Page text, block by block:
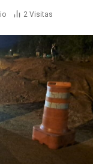
2 Visitas